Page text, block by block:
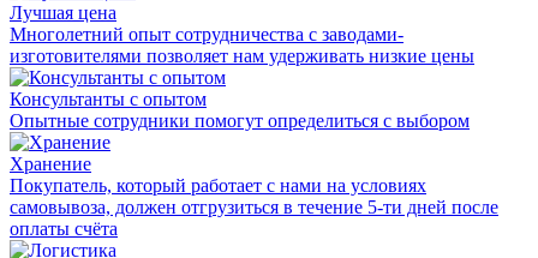
Лучшая цена
Многолетний опыт сотрудничества с заводами-
изготовителями позволяет нам удерживать низкие цены
Консультанты с опытом
Опытные сотрудники помогут определиться с выбором
Хранение
Покупатель, который работает с нами на условиях
самовывоза, должен отгрузиться в течение 5-ти дней после
оплаты счёта